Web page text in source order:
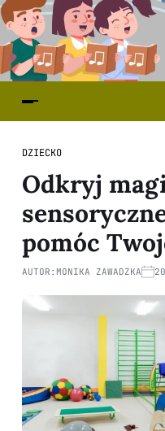
DZIECKO
Odkryj
pomóc
AUTOR: MONIKA ZAWADZKA